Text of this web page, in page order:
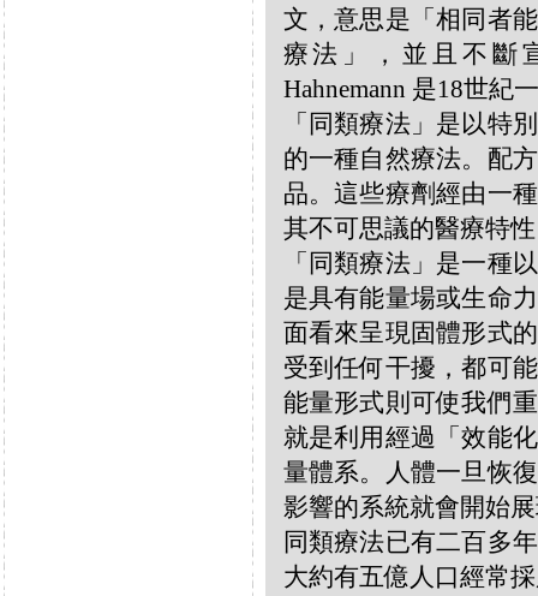
文，意思是「相同者
療法」，並且不斷
Hahnemann 是18世紀
「同類療法」是以特
的一種自然療法。配
品。這些療劑經由一
其不可思議的醫療特
「同類療法」是一種
是具有能量場或生命
面看來呈現固體形式
受到任何干擾，都可
能量形式則可使我們
就是利用經過「效能
量體系。人體一旦恢
影響的系統就會開始
同類療法已有二百多
大約有五億人口經常